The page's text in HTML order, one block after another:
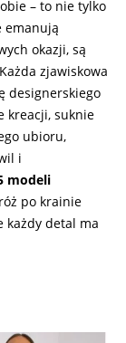
– to nie tylko
emanują
okazji, są
zjawiskowa
designerskiego
kreacji, suknie
ubioru,
i
modeli
po krainie
każdy detal ma